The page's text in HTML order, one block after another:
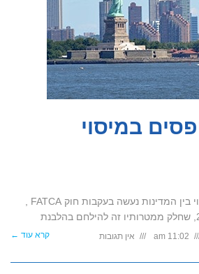
במיסוי
11:02 am אין תגובות קרא עוד ←